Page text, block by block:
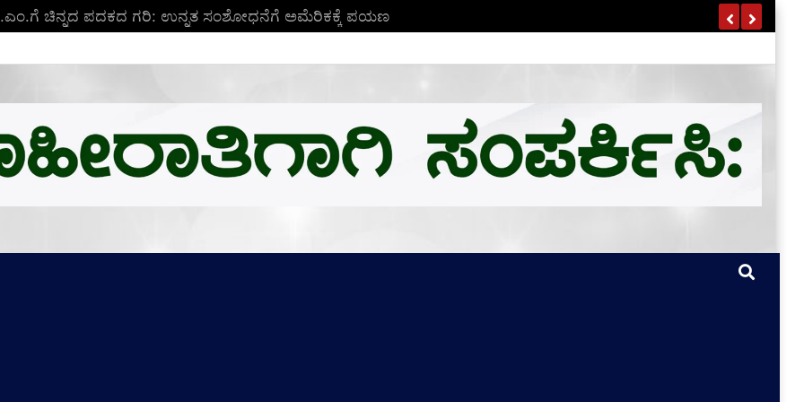
ಬಿ.ಎಂ.ಗೆ ಚಿನ್ನದ ಪದಕದ ಗರಿ: ಉನ್ನತ ಸಂಶೋಧನೆಗೆ ಅಮೆರಿಕಕ್ಕೆ ಪಯಣ